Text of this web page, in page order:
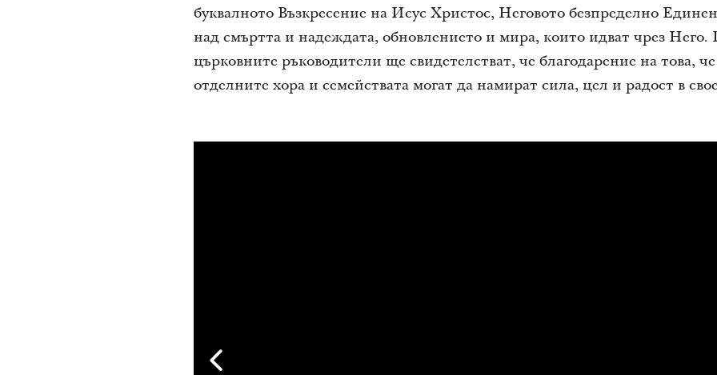
буквалното Възкресение на Исус Христос, Неговото безпределно
над смъртта и надеждата, обновлението и мира, които идват чрез
църковните ръководители ще свидетелстват, че благодарение на това,
отделните хора и семействата могат да намират сила, цел и радост в